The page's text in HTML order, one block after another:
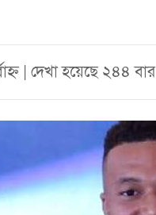
| দেখা হয়েছে ২৪৪ বার